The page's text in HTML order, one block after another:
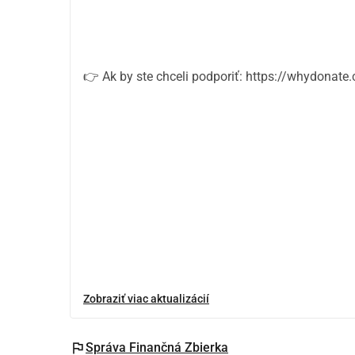
👉 Ak by ste chceli podporiť: https://
Zobraziť viac aktualizácií
flagSpráva Finančná Zbierka